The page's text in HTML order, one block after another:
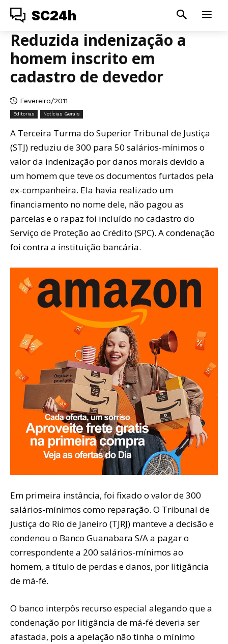
SC24h
Reduzida indenização a
homem inscrito em
cadastro de devedor
Fevereiro/2011
Editorias Notícias Gerais
A Terceira Turma do Superior Tribunal de Justiça
(STJ) reduziu de 300 para 50 salários-mínimos o
valor da indenização por danos morais devido a
um homem que teve os documentos furtados pela
ex-companheira. Ela havia realizado um
financiamento no nome dele, não pagou as
parcelas e o rapaz foi incluído no cadastro do
Serviço de Proteção ao Crédito (SPC). A condenação
foi contra a instituição bancária.
Em primeira instância, foi fixado o valor de 300
salários-mínimos como reparação. O Tribunal de
Justiça do Rio de Janeiro (TJRJ) manteve a decisão e
condenou o Banco Guanabara S/A a pagar o
correspondente a 200 salários-mínimos ao
homem, a título de perdas e danos, por litigância
de má-fé.
O banco interpôs recurso especial alegando que a
condenação por litigância de má-fé deveria ser
afastada, pois a apelação não tinha o mínimo